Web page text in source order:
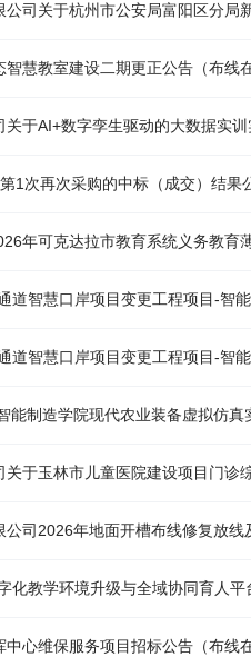
智慧教室建设二期更正公告（布线
关于AI+数字孪生驱动的大数据实
1次再次采购的中标（成交）结果
道智慧口岸项目变更工程项目-智
道智慧口岸项目变更工程项目-智
能制造学院现代农业装备虚拟仿
公司2026年地面开槽布线修复放线
中心维保服务项目招标公告（布线